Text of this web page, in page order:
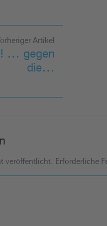
Artikel
… gegen
die…
veröffentlicht. Erforderliche